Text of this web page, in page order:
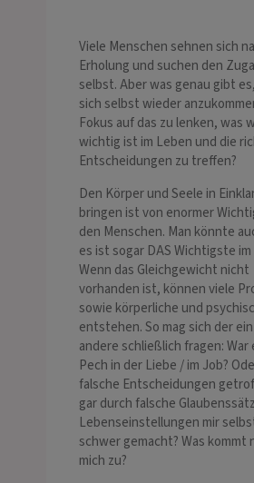
Viele Menschen sehnen sich
Erholung und suchen den
selbst. Aber was genau gibt
sich selbst wieder
Fokus auf das zu lenken, was
wichtig ist im Leben und die
Entscheidungen zu treffen?
Den Körper und Seele in
bringen ist von enormer
den Menschen. Man könnte
es ist sogar DAS Wichtigste
Wenn das Gleichgewicht nicht
vorhanden ist, können viele
sowie körperliche und
entstehen. So mag sich der
andere schließlich fragen: War
Pech in der Liebe / im Job?
falsche Entscheidungen
gar durch falsche
Lebenseinstellungen mir
schwer gemacht? Was kommt
mich zu?